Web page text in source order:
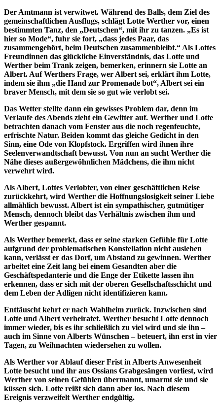
Der Amtmann ist verwitwet. Während des Balls, dem Ziel des
gemeinschaftlichen Ausflugs, schlägt Lotte Werther vor, einen
bestimmten Tanz, den „Deutschen“, mit ihr zu tanzen. „Es ist
hier so Mode“, fuhr sie fort, „dass jedes Paar, das
zusammengehört, beim Deutschen zusammenbleibt.“ Als Lottes
Freundinnen das glückliche Einverständnis, das Lotte und
Werther beim Trank zeigen, bemerken, erinnern sie Lotte an
Albert. Auf Werthers Frage, wer Albert sei, erklärt ihm Lotte,
indem sie ihm „die Hand zur Promenade bot“, Albert sei ein
braver Mensch, mit dem sie so gut wie verlobt sei.
Das Wetter stellte dann ein gewisses Problem dar, denn im
Verlaufe des Abends zieht ein Gewitter auf. Werther und Lotte
betrachten danach vom Fenster aus die noch regenfeuchte,
erfrischte Natur. Beiden kommt das gleiche Gedicht in den
Sinn, eine Ode von Klopfstock. Ergriffen wird ihnen ihre
Seelenverwandtschaft bewusst. Von nun an sucht Werther die
Nähe dieses außergewöhnlichen Mädchens, die ihm nicht
verwehrt wird.
Als Albert, Lottes Verlobter, von einer geschäftlichen Reise
zurückkehrt, wird Werther die Hoffnungslosigkeit seiner Liebe
allmählich bewusst. Albert ist ein sympathischer, gutmütiger
Mensch, dennoch bleibt das Verhältnis zwischen ihm und
Werther gespannt.
Als Werther bemerkt, dass er seine starken Gefühle für Lotte
aufgrund der problematischen Konstellation nicht ausleben
kann, verlässt er das Dorf, um Abstand zu gewinnen. Werther
arbeitet eine Zeit lang bei einem Gesandten aber die
Geschäftspedanterie und die Enge der Etikette lassen ihn
erkennen, dass er sich mit der oberen Gesellschaftsschicht und
dem Leben der Adligen nicht identifizieren kann.
Enttäuscht kehrt er nach Wahlheim zurück. Inzwischen sind
Lotte und Albert verheiratet. Werther besucht Lotte dennoch
immer wieder, bis es ihr schließlich zu viel wird und sie ihn –
auch im Sinne von Alberts Wünschen – beteuert, ihn erst in vier
Tagen, zu Weihnachten wiedersehen zu wollen.
Als Werther vor Ablauf dieser Frist in Alberts Anwesenheit
Lotte besucht und ihr aus Ossians Grabgesängen vorliest, wird
Werther von seinen Gefühlen übermannt, umarmt sie und sie
küssen sich. Lotte reißt sich dann aber los. Nach diesem
Ereignis verzweifelt Werther endgültig.